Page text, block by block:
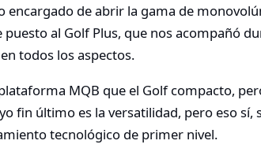
encargado de abrir la gama de
al Golf Plus, que nos acompañó
todos los aspectos.
MQB que el Golf compacto,
fin último es la versatilidad, pero eso sí,
tecnológico de primer nivel.